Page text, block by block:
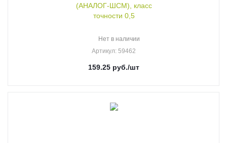
(АНАЛОГ-ШСМ), класс
точности 0,5
Нет в наличии
Артикул: 59462
159.25 руб./шт